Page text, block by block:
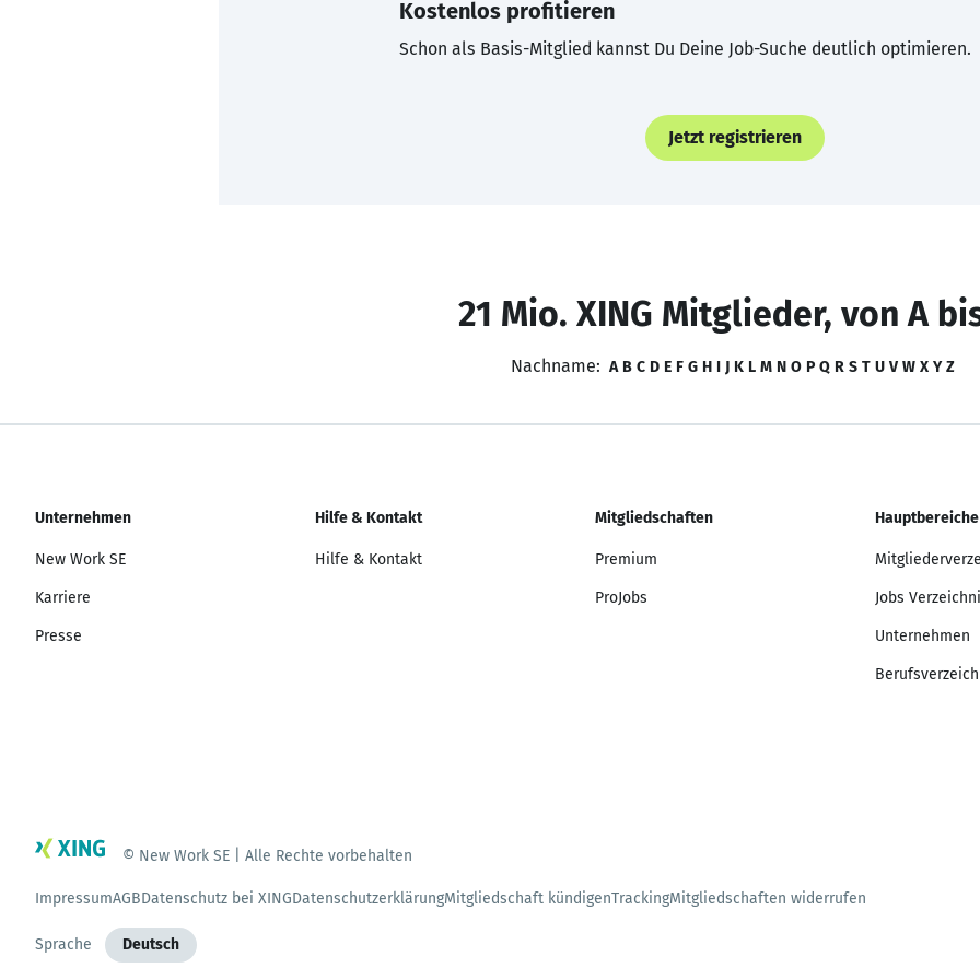
Kostenlos profitieren
Schon als Basis-Mitglied kannst Du Deine Job-Suche deutlich optimieren.
Jetzt registrieren
21 Mio. XING Mitglieder, von A
Nachname: A B C D E F G H I J K L M N O P Q R S T U V W X Y Z
Unternehmen
New Work SE
Karriere
Presse
Hilfe & Kontakt
Hilfe & Kontakt
Mitgliedschaften
Premium
ProJobs
Hauptbereiche
Jobs
Unternehmen
© New Work SE | Alle Rechte vorbehalten
ImpressumAGBDatenschutz bei XINGDatenschutzerklärungMitgliedschaft kündigenTrackingMitgliedschaften widerrufen
Sprache Deutsch